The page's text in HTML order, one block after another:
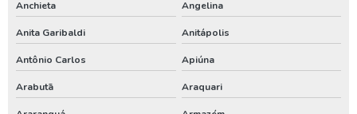
Perfuração de poço artesiano água
Perfuração de poço artesiano preço
Perfuração de poço artesiano preço por metro
Perfuração de poço artesiano profundo
Anchieta Angelina
Anita Garibaldi Anitápolis
Antônio Carlos Apiúna
Arabutã Araquari